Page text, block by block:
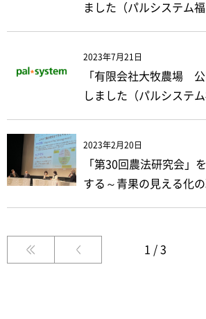
ました（パルシステム
2023年7月21日
「有限会社大牧農場
しました（パルシステ
2023年2月20日
「第30回農法研究会」
する～青果の見える化
1 / 3